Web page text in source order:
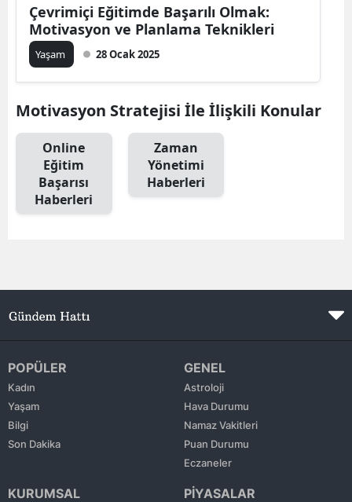
Çanakkale
Denizli
Diyarbakır
Giresun
Gümüşhane
Hakkari
Hatay
Isparta
Çevrimiçi Eğitimde Başarılı Olmak:
Motivasyon ve Planlama Teknikleri
Yaşam 28 Ocak 2025
Motivasyon Stratejisi İle İlişkili Konular
Online
Eğitim
Başarısı
Haberleri
Zaman
Yönetimi
Haberleri
POPÜLER
Kadın
Yaşam
Bilgi
Son Dakika
GENEL
Astroloji
Hava Durumu
Namaz Vakitleri
Puan Durumu
Eczaneler
KURUMSAL PİYASALAR